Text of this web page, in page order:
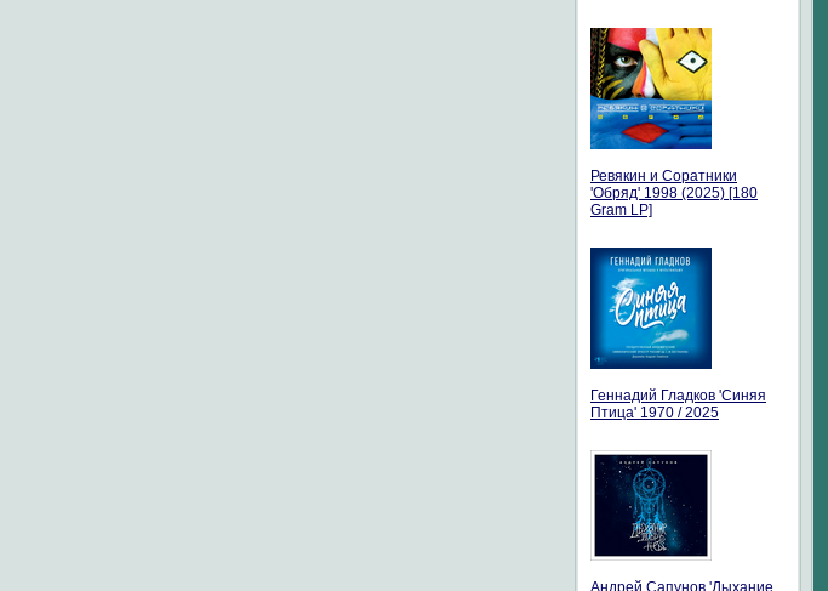
Ревякин и Соратники
'Обряд' 1998 (2025) [180
Gram LP]
Геннадий Гладков 'Синяя
Птица' 1970 / 2025
Андрей Сапунов 'Дыхание